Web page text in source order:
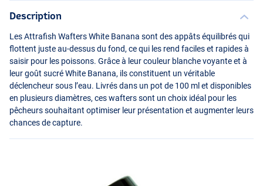
Description
Les Attrafish Wafters White Banana sont des appâts équilibrés qui
flottent juste au-dessus du fond, ce qui les rend faciles et rapides à
saisir pour les poissons. Grâce à leur couleur blanche voyante et à
leur goût sucré White Banana, ils constituent un véritable
déclencheur sous l’eau. Livrés dans un pot de 100 ml et disponibles
en plusieurs diamètres, ces wafters sont un choix idéal pour les
pêcheurs souhaitant optimiser leur présentation et augmenter leurs
chances de capture.